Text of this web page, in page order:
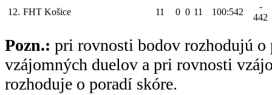
12. FHT Košice 11 0 0 11 100:542
-
442
Pozn.: pri rovnosti bodov rozhodujú o
vzájomných duelov a pri rovnosti
rozhoduje o poradí skóre.